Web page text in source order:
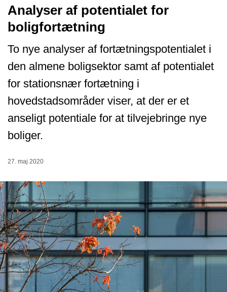
Analyser af potentialet for
boligfortætning
To nye analyser af fortætningspotentialet i
den almene boligsektor samt af potentialet
for stationsnær fortætning i
hovedstadsområder viser, at der er et
anseligt potentiale for at tilvejebringe nye
boliger.
27. maj 2020